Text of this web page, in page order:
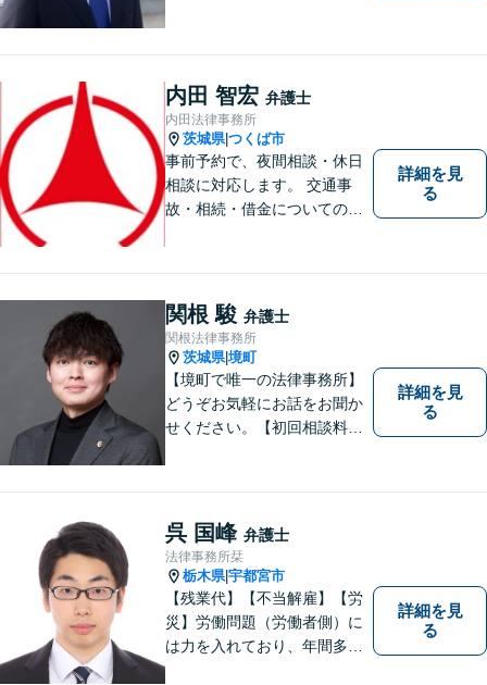
内田 智宏 弁護士
内田法律事務所
茨城県|つくば市
事前予約で、夜間相談・休日
相談に対応します。 交通事
故・相続・借金についてのご
い。
詳細を見
る
関根 駿 弁護士
関根法律事務所
茨城県|境町
【境町で唯一の法律事務所】
どうぞお気軽にお話をお聞か
せください。【初回相談料無
詳細を見
る
呉 国峰 弁護士
法律事務所栞
栃木県|宇都宮市
【残業代】【不当解雇】【労
災】労働問題（労働者側）に
は力を入れており、年間多数
詳細を見
る